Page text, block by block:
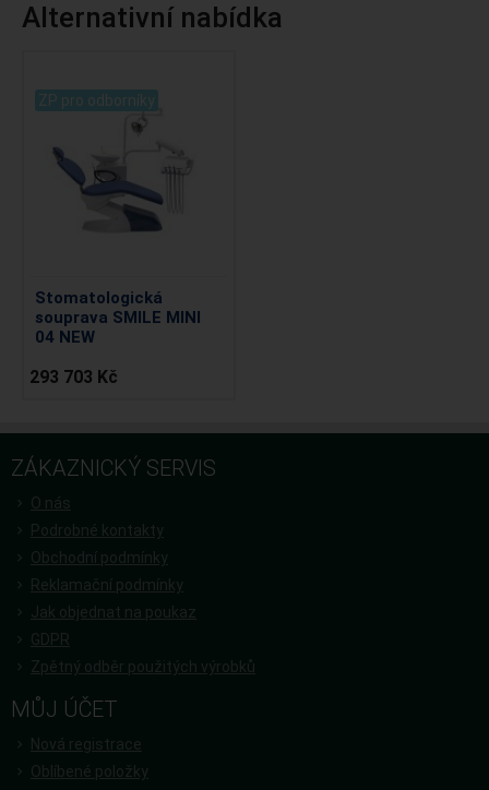
Alternativní nabídka
ZP pro odborníky
Stomatologická
souprava SMILE MINI
04 NEW
293 703 Kč
ZÁKAZNICKÝ SERVIS
O nás
Podrobné kontakty
Obchodní podmínky
Reklamační podmínky
Jak objednat na poukaz
GDPR
Zpětný odběr použitých výrobků
MŮJ ÚČET
Nová registrace
Oblíbené položky